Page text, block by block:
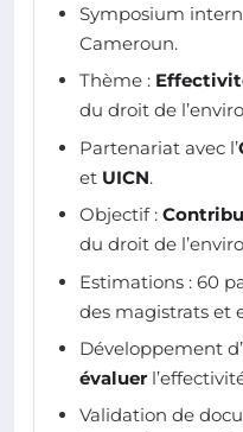
Symposium
Cameroun.
Thème :
du droit de
Partenariat avec l’
et UICN.
Objectif :
du droit de
Estimations : 60
des magistrats et
Développement
évaluer
Validation de